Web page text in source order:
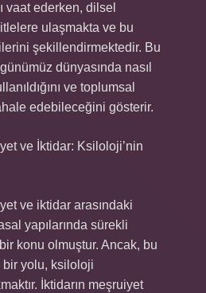
vaat ederken, dilsel
ulaşmakta ve bu
şekillendirmektedir. Bu
dünyasında nasıl
ve toplumsal
edebileceğini gösterir.
ve İktidar: Ksiloloji’nin
ve iktidar arasındaki
yapılarında sürekli
konu olmuştur. Ancak, bu
bir yolu, ksiloloji
İktidarın meşruiyet